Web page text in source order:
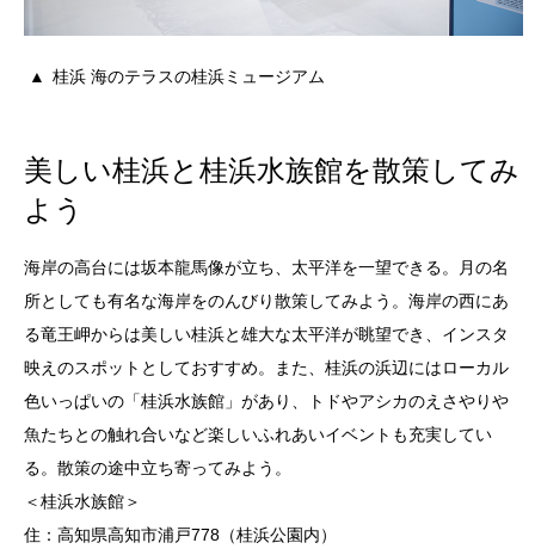
桂浜 海のテラスの桂浜ミュージアム
美しい桂浜と桂浜水族館を散策してみ
よう
海岸の高台には坂本龍馬像が立ち、太平洋を一望できる。月の名
所としても有名な海岸をのんびり散策してみよう。海岸の西にあ
る竜王岬からは美しい桂浜と雄大な太平洋が眺望でき、インスタ
映えのスポットとしておすすめ。また、桂浜の浜辺にはローカル
色いっぱいの「桂浜水族館」があり、トドやアシカのえさやりや
魚たちとの触れ合いなど楽しいふれあいイベントも充実してい
る。散策の途中立ち寄ってみよう。
＜桂浜水族館＞
住：高知県高知市浦戸778（桂浜公園内）